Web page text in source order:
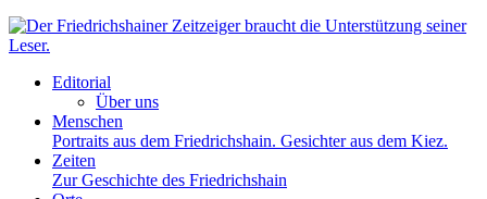
Editorial
Über uns
Menschen
Portraits aus dem Friedrichshain. Gesichter aus dem Kiez.
Zeiten
Zur Geschichte des Friedrichshain